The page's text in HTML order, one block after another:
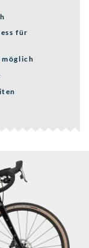
für
möglich